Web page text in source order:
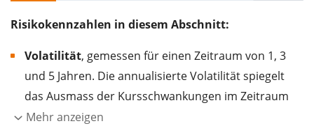
Risikokennzahlen in diesem Abschnitt:
Volatilität, gemessen für einen Zeitraum von 1, 3
und 5 Jahren. Die annualisierte Volatilität spiegelt
das Ausmass der Kursschwankungen im Zeitraum
eines Jahres wider.
Mehr anzeigen